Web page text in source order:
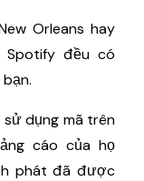
Orleans hay
Spotify đều có
dụng mã trên
cáo của họ
phát đã được